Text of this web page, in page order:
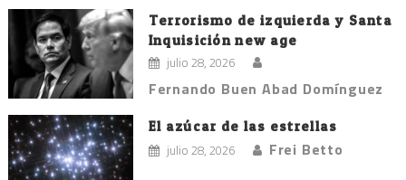
Terrorismo de izquierda y Santa
Inquisición new age
julio 28, 2026
Fernando Buen Abad Domínguez
El azúcar de las estrellas
julio 28, 2026 Frei Betto